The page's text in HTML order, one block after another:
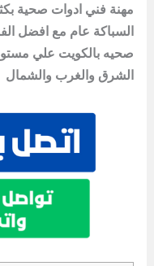
مهنة فني ادوات صحية
السباكة عام مع افضل
صحيه بالكويت علي
الشرق والغرب والشمال